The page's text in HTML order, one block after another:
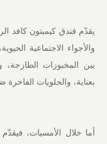
يقدّم فندق كيمبتون كافد
والأجواء الاجتماعية
بين المخبوزات
بعناية، والحلويات
أما خلال الأمسيات،